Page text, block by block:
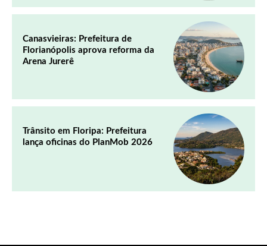
Canasvieiras: Prefeitura de
Florianópolis aprova reforma da
Arena Jurerê
Trânsito em Floripa: Prefeitura
lança oficinas do PlanMob 2026